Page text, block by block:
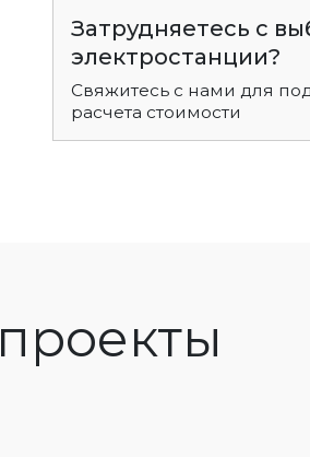
Затрудняетесь с
электростанции?
Свяжитесь с нами для
расчета стоимости
проекты